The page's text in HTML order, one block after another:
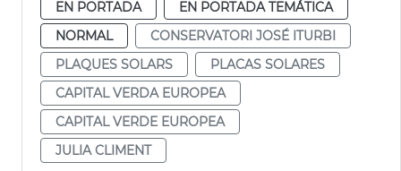
EN PORTADA
EN PORTADA TEMÁTICA
NORMAL
CONSERVATORI JOSÉ ITURBI
PLAQUES SOLARS
PLACAS SOLARES
CAPITAL VERDA EUROPEA
CAPITAL VERDE EUROPEA
JULIA CLIMENT